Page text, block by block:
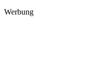
Werbung